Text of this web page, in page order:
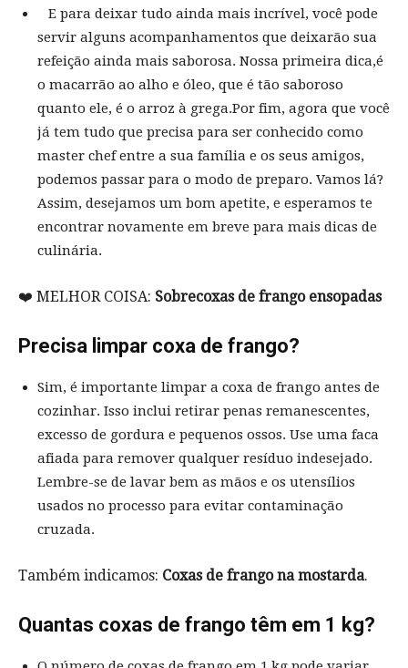
E para deixar tudo ainda mais incrível, você pode
servir alguns acompanhamentos que deixarão sua
refeição ainda mais saborosa. Nossa primeira dica,é
o macarrão ao alho e óleo, que é tão saboroso
quanto ele, é o arroz à grega.Por fim, agora que você
já tem tudo que precisa para ser conhecido como
master chef entre a sua família e os seus amigos,
podemos passar para o modo de preparo. Vamos lá?
Assim, desejamos um bom apetite, e esperamos te
encontrar novamente em breve para mais dicas de
culinária.
❤️ MELHOR COISA: Sobrecoxas de frango ensopadas
Precisa limpar coxa de frango?
Sim, é importante limpar a coxa de frango antes de
cozinhar. Isso inclui retirar penas remanescentes,
excesso de gordura e pequenos ossos. Use uma faca
afiada para remover qualquer resíduo indesejado.
Lembre-se de lavar bem as mãos e os utensílios
usados no processo para evitar contaminação
cruzada.
Também indicamos: Coxas de frango na mostarda.
Quantas coxas de frango têm em 1 kg?